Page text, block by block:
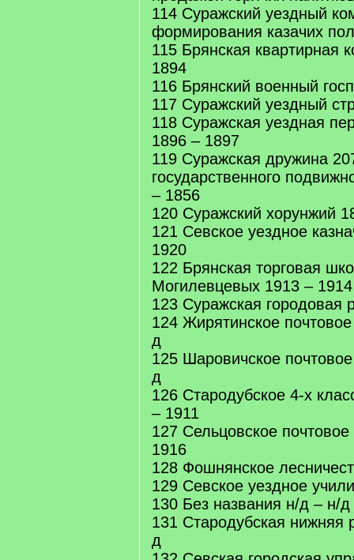
114 Суражский уездный
формирования казачих
115 Брянская квартирная
1894
116 Брянский военный
117 Суражский уездный
118 Суражская уездная
1896 – 1897
119 Суражская дружина
государственного
– 1856
120 Суражский хорунжий
121 Севское уездное
1920
122 Брянская торговая
Могилевцевых 1913 – 1914
123 Суражская городовая
124 Жирятинское
д
125 Шаровичское
д
126 Стародубское 4-х
– 1911
127 Сельцовское
1916
128 Фошнянское
129 Севское уездное
130 Без названия н/д – н/д
131 Стародубская нижняя
д